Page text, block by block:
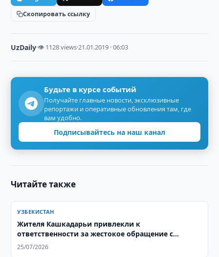
Скопировать ссылку
UzDaily·👁 1128 views·21.01.2019 · 06:03
Будьте в курсе событий
Получайте главные новости, эксклюзивные
репортажи и оперативные обновления там, где
вам удобно.
Подписывайтесь на наш канал
Читайте также
УЗБЕКИСТАН
Жителя Кашкадарьи привлекли к
ответственности за жестокое обращение с
собакой
25/07/2026